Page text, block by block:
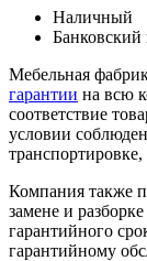
Наличный
Банковский
Мебельная
гарантии на всю
соответствие
условии
Компания также
замене и
гарантийного
гарантийному